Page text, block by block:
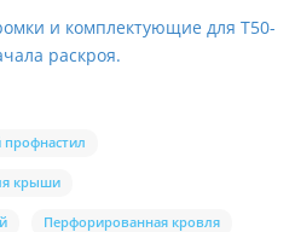
и комплектующие для Т50-
раскроя.
крыши
Перфорированная кровля